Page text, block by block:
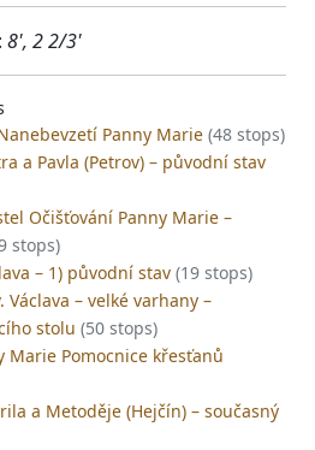
8', 2 2/3'
Panny Marie (48 stops)
a Pavla (Petrov) – původní stav
Očišťování Panny Marie –
stops)
– 1) původní stav (19 stops)
– velké varhany –
stolu (50 stops)
Marie Pomocnice křesťanů
a Metoděje (Hejčín) – současný